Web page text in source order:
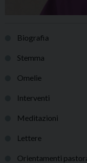
Biografia
Stemma
Omelie
Interventi
Meditazioni
Lettere
Orientamenti